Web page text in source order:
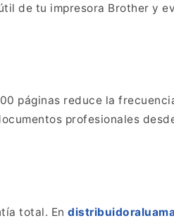
de tu impresora Brother y
páginas reduce la
profesionales
total. En